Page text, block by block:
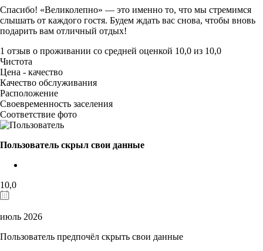
Спасибо! «Великолепно» — это именно то, что мы стремимся
слышать от каждого гостя. Будем ждать вас снова, чтобы вновь
подарить вам отличный отдых!
1 отзыв о проживании со средней оценкой 10,0 из 10,0
Чистота
Цена - качество
Качество обслуживания
Расположение
Своевременность заселения
Соответствие фото
Пользователь скрыл свои данные
10,0
июль 2026
Пользователь предпочёл скрыть свои данные